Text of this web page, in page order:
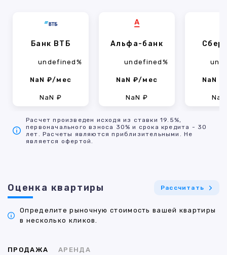
Банк ВТБ
undefined%
NaN ₽/мес
NaN ₽
Альфа-банк
undefined%
NaN ₽/мес
NaN ₽
NaN
Расчет произведен исходя из ставки 19.5%,
первоначального взноса 30% и срока кредита - 30
лет. Расчеты являются приблизительными. Не
является офертой.
Оценка квартиры Рассчитать
Определите рыночную стоимость вашей квартиры
в несколько кликов.
ПРОДАЖА АРЕНДА